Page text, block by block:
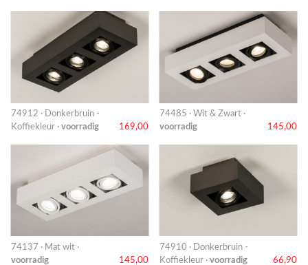
74912 · Donkerbruin -
Koffiekleur · voorradig 169,00
74485 · Wit & Zwart ·
voorradig
145,00
74137 · Mat wit ·
voorradig
145,00
74910 · Donkerbruin -
Koffiekleur · voorradig 66,90